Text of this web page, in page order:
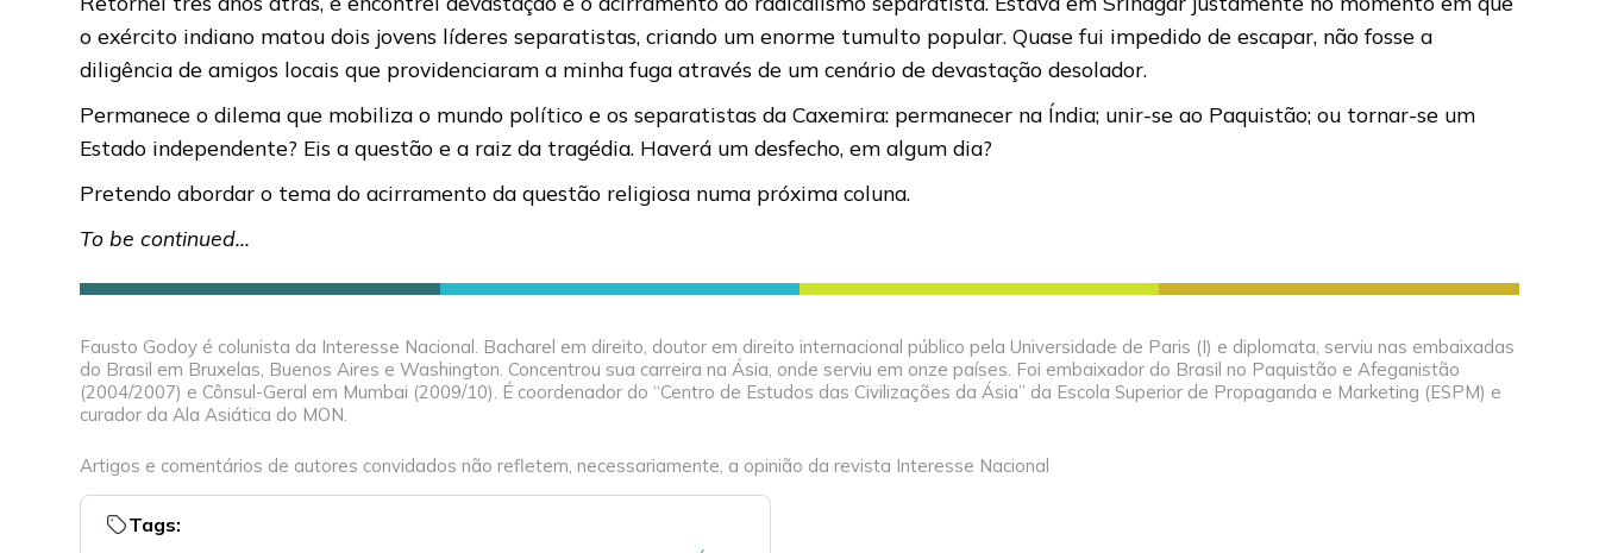
o exército indiano matou dois jovens líderes separatistas, criando um enorme tumulto popular. Quase fui impedido de escapar, não fosse a
diligência de amigos locais que providenciaram a minha fuga através de um cenário de devastação desolador.
Permanece o dilema que mobiliza o mundo político e os separatistas da Caxemira: permanecer na Índia; unir-se ao Paquistão; ou tornar-se um
Estado independente? Eis a questão e a raiz da tragédia. Haverá um desfecho, em algum dia?
Pretendo abordar o tema do acirramento da questão religiosa numa próxima coluna.
To be continued…
Fausto Godoy é colunista da Interesse Nacional. Bacharel em direito, doutor em direito internacional público pela Universidade de Paris (I) e diplomata, serviu nas embaixadas
do Brasil em Bruxelas, Buenos Aires e Washington. Concentrou sua carreira na Ásia, onde serviu em onze países. Foi embaixador do Brasil no Paquistão e Afeganistão
(2004/2007) e Cônsul-Geral em Mumbai (2009/10). É coordenador do “Centro de Estudos das Civilizações da Ásia” da Escola Superior de Propaganda e Marketing (ESPM) e
curador da Ala Asiática do MON.
Artigos e comentários de autores convidados não refletem, necessariamente, a opinião da revista Interesse Nacional
Tags: